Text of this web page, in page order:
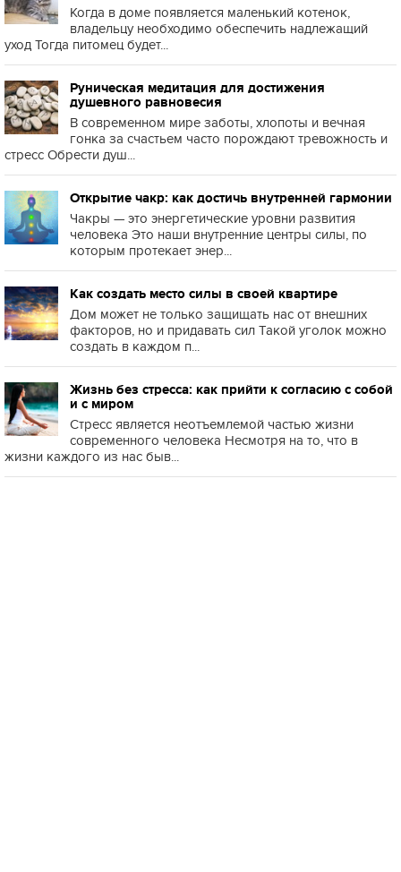
Когда в доме появляется маленький котенок,
владельцу необходимо обеспечить надлежащий
уход Тогда питомец будет...
Руническая медитация для достижения
душевного равновесия
В современном мире заботы, хлопоты и вечная
гонка за счастьем часто порождают тревожность и
стресс Обрести душ...
Открытие чакр: как достичь внутренней гармонии
Чакры — это энергетические уровни развития
человека Это наши внутренние центры силы, по
которым протекает энер...
Как создать место силы в своей квартире
Дом может не только защищать нас от внешних
факторов, но и придавать сил Такой уголок можно
создать в каждом п...
Жизнь без стресса: как прийти к согласию с собой
и с миром
Стресс является неотъемлемой частью жизни
современного человека Несмотря на то, что в
жизни каждого из нас быв...